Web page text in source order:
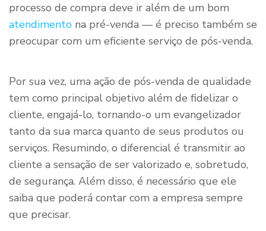
processo de compra deve ir além de um bom
atendimento na pré-venda — é preciso também se
preocupar com um eficiente serviço de pós-venda.
Por sua vez, uma ação de pós-venda de qualidade
tem como principal objetivo além de fidelizar o
cliente, engajá-lo, tornando-o um evangelizador
tanto da sua marca quanto de seus produtos ou
serviços. Resumindo, o diferencial é transmitir ao
cliente a sensação de ser valorizado e, sobretudo,
de segurança. Além disso, é necessário que ele
saiba que poderá contar com a empresa sempre
que precisar.